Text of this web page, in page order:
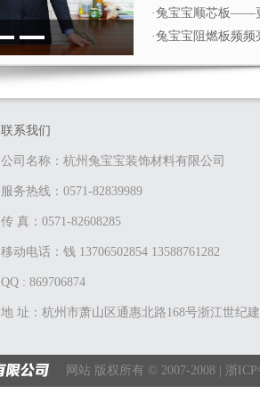
·兔宝宝顺芯板——
·兔宝宝阻燃板频
联系我们
公司名称：杭州兔宝宝装饰材料有限公司
服务热线：0571-82839989
传 真：0571-82608285
移动电话：钱 13706502854 13588761282
QQ : 869706874
地 址：杭州市萧山区通惠北路168号浙江世纪
网站 版权所有 © 2007-2008 | 浙ICP